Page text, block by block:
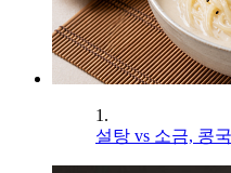
1.
설탕 vs 소금, 콩